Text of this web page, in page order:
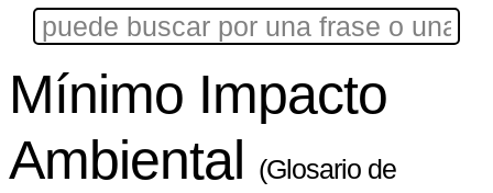
Mínimo Impacto
Ambiental (Glosario de